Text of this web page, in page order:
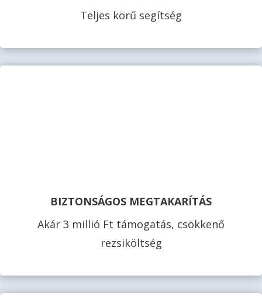
Teljes körű segítség
BIZTONSÁGOS MEGTAKARÍTÁS
Akár 3 millió Ft támogatás, csökkenő
rezsiköltség